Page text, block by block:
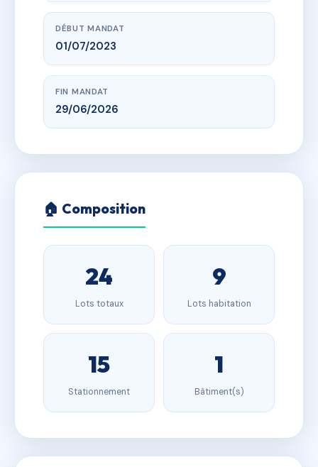
DÉBUT MANDAT
01/07/2023
FIN MANDAT
29/06/2026
🏠 Composition
24
Lots totaux
9
Lots habitation
15
Stationnement
1
Bâtiment(s)